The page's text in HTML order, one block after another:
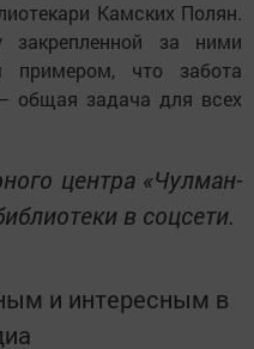
Камских Полян.
закрепленной за ними
примером, что забота
общая задача для всех
центра «Чулман-
в соцсети.
и интересным в